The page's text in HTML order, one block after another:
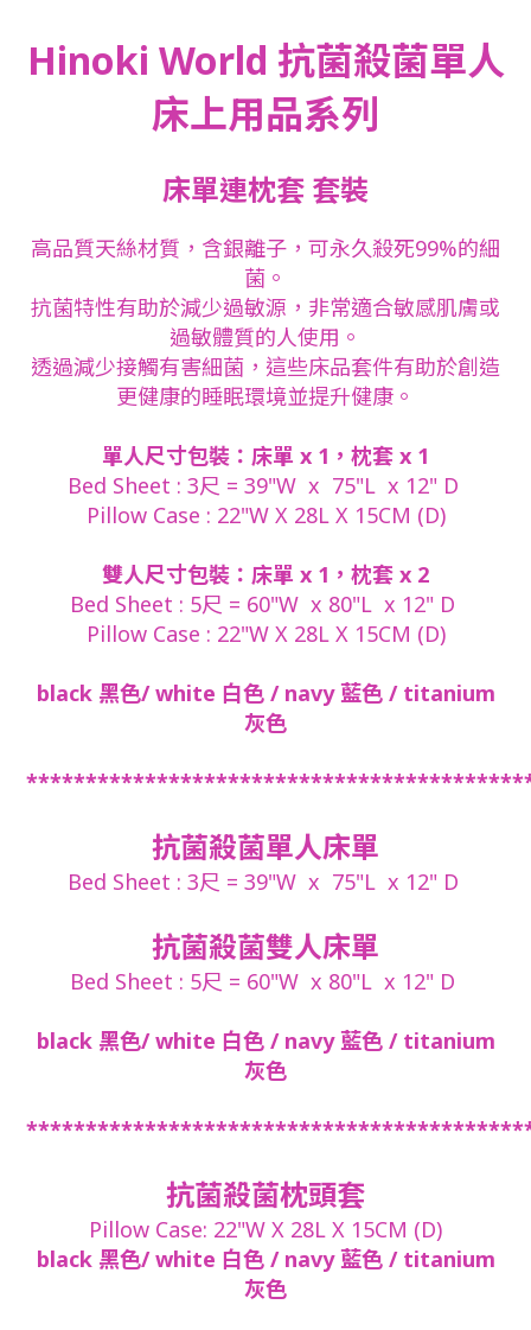
Hinoki World 抗菌殺菌單人
床上用品系列
床單連枕套 套裝
高品質天絲材質，含銀離子，可永久殺死99%的細
菌。
抗菌特性有助於減少過敏源，非常適合敏感肌膚或
過敏體質的人使用。
透過減少接觸有害細菌，這些床品套件有助於創造
更健康的睡眠環境並提升健康。
單人尺寸包裝：床單 x 1，枕套 x 1
Bed Sheet : 3尺 = 39"W x 75"L x 12" D
Pillow Case : 22"W X 28L X 15CM (D)
雙人尺寸包裝：床單 x 1，枕套 x 2
Bed Sheet : 5尺 = 60"W x 80"L x 12" D
Pillow Case : 22"W X 28L X 15CM (D)
black 黑色/ white 白色 / navy 藍色 / titanium
灰色
抗菌殺菌單人床單
Bed Sheet : 3尺 = 39"W x 75"L x 12" D
抗菌殺菌雙人床單
Bed Sheet : 5尺 = 60"W x 80"L x 12" D
black 黑色/ white 白色 / navy 藍色 / titanium
灰色
抗菌殺菌枕頭套
Pillow Case: 22"W X 28L X 15CM (D)
black 黑色/ white 白色 / navy 藍色 / titanium
灰色